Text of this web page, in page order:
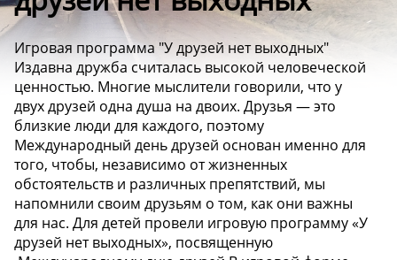
Игровая программа "У друзей нет выходных"
Издавна дружба считалась высокой человеческой
ценностью. Многие мыслители говорили, что у
двух друзей одна душа на двоих. Друзья — это
близкие люди для каждого, поэтому
Международный день друзей основан именно для
того, чтобы, независимо от жизненных
обстоятельств и различных препятствий, мы
напомнили своим друзьям о том, как они важны
для нас. Для детей провели игровую программу «У
друзей нет выходных», посвященную